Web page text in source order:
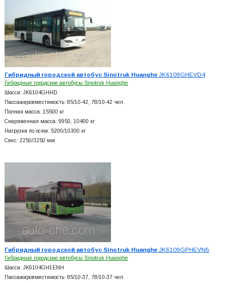
Гибридный городской автобус Sinotruk HuangheJK6109GHEVD4
Гибридные городские автобусы Sinotruk Huanghe
Шасси: JK6104GHHD
Пассажировместимость: 85/10-42, 78/10-42 чел.
Полная масса: 15500 кг
Снаряженная масса: 9950, 10400 кг
Нагрузки по осям: 5200/10300 кг
Свес: 2250/3250 мм
Гибридный городской автобус Sinotruk HuangheJK6109GPHEVN5
Гибридные городские автобусы Sinotruk Huanghe
Шасси: JK6104GH1ENH
Пассажировместимость: 85/10-37, 78/10-37 чел.